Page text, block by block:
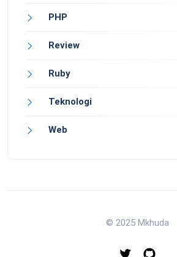
PHP
Review
Ruby
Teknologi
Web
© 2025 Mkhuda